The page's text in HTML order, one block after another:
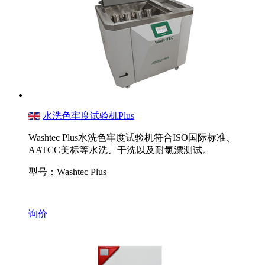
水洗色牢度试验机Plus
Washtec Plus水洗色牢度试验机符合ISO国际标准、
AATCC美标等水洗、干洗以及耐氯漂测试。
型号：Washtec Plus
询价